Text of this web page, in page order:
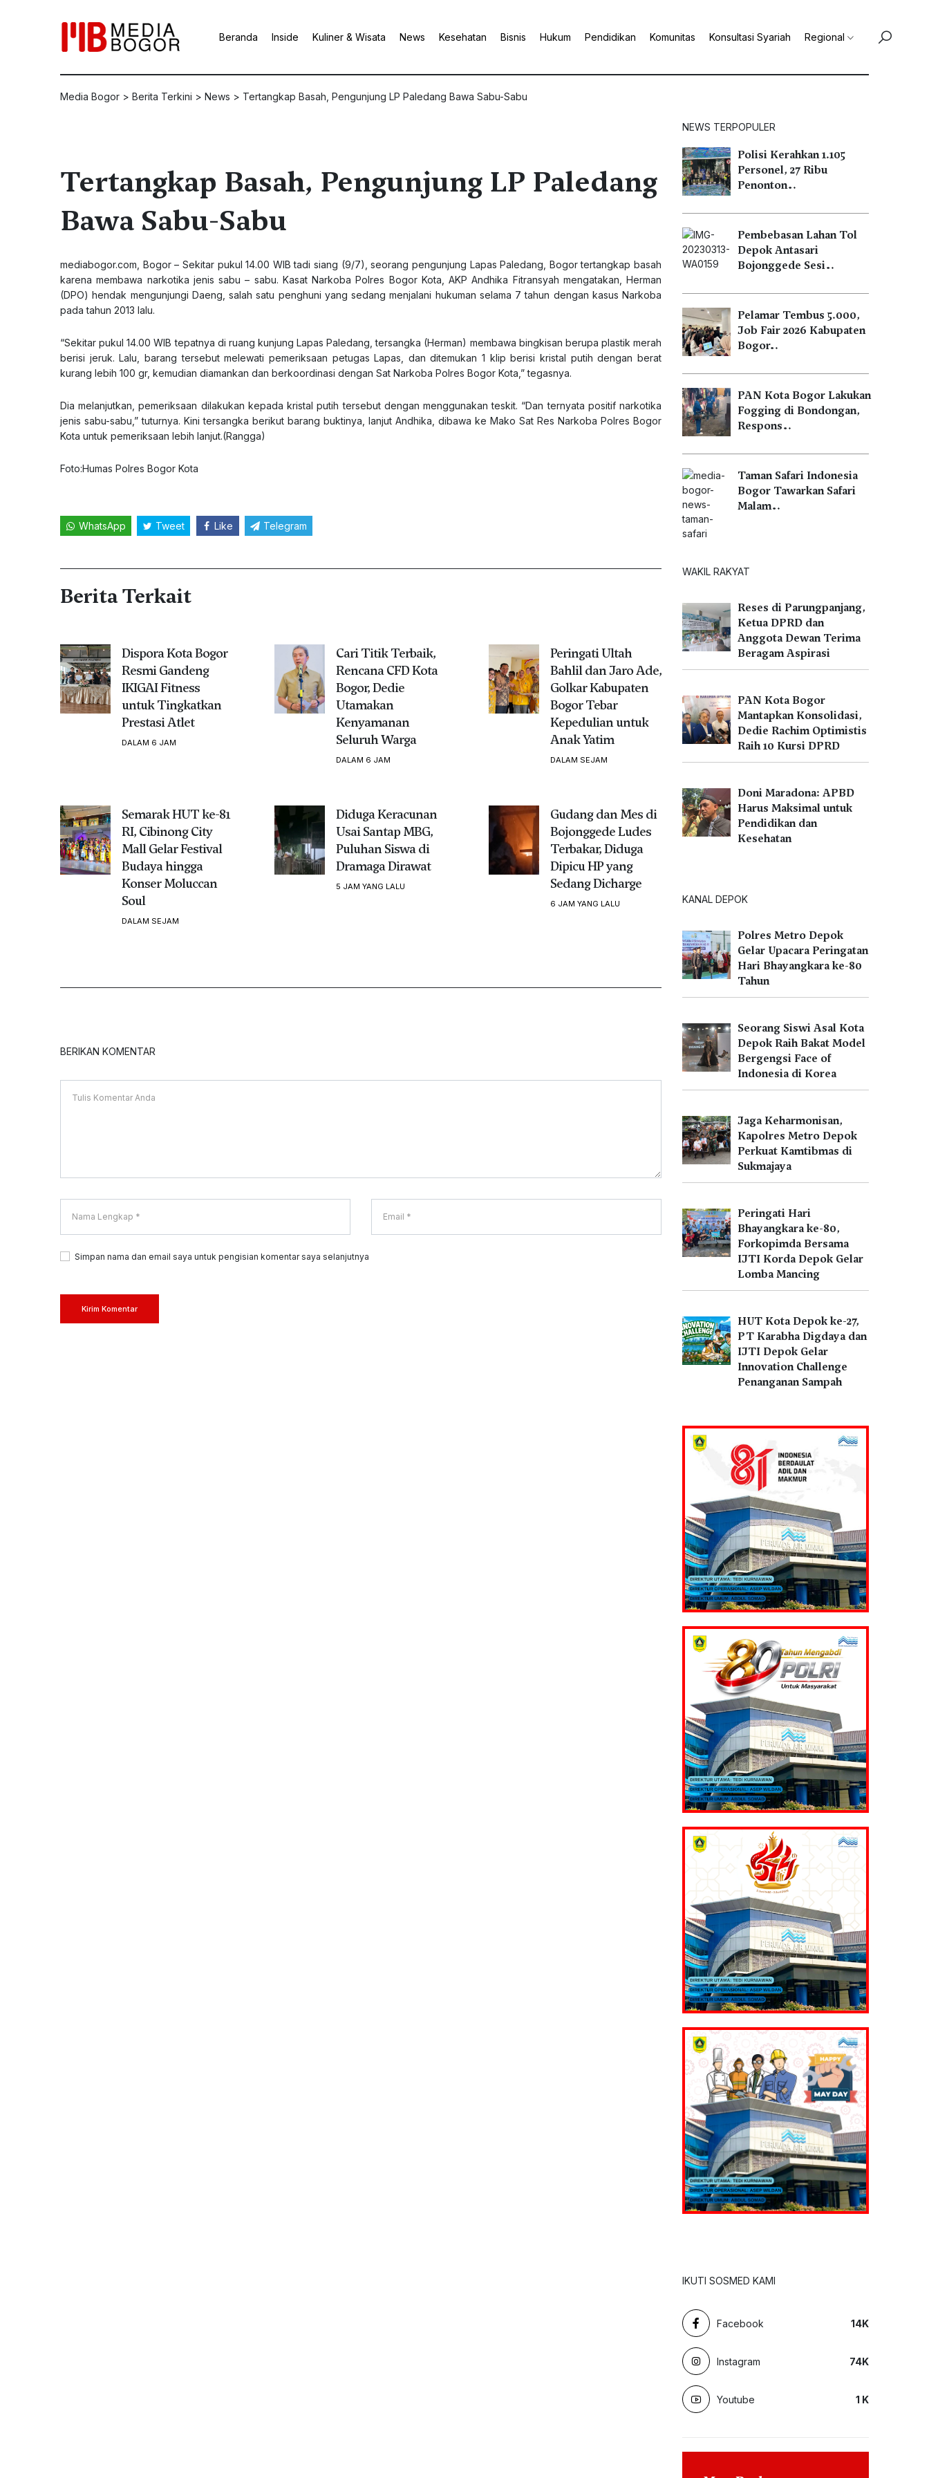
Beranda Inside Kuliner & Wisata News Kesehatan Bisnis Hukum Pendidikan Komunitas Konsultasi Syariah Regional
Media Bogor > Berita Terkini > News > Tertangkap Basah, Pengunjung LP Paledang Bawa Sabu-Sabu
Tertangkap Basah, Pengunjung LP Paledang
Bawa Sabu-Sabu
mediabogor.com , Bogor – Sekitar pukul 14.00 WIB tadi siang (9/7), seorang pengunjung Lapas Paledang, Bogor tertangkap basah
karena membawa narkotika jenis sabu – sabu. Kasat Narkoba Polres Bogor Kota, AKP Andhika Fitransyah mengatakan, Herman
(DPO) hendak mengunjungi Daeng, salah satu penghuni yang sedang menjalani hukuman selama 7 tahun dengan kasus Narkoba
pada tahun 2013 lalu.
“Sekitar pukul 14.00 WIB tepatnya di ruang kunjung Lapas Paledang, tersangka (Herman) membawa bingkisan berupa plastik merah
berisi jeruk. Lalu, barang tersebut melewati pemeriksaan petugas Lapas, dan ditemukan 1 klip berisi kristal putih dengan berat
kurang lebih 100 gr, kemudian diamankan dan berkoordinasi dengan Sat Narkoba Polres Bogor Kota,” tegasnya.
Dia melanjutkan, pemeriksaan dilakukan kepada kristal putih tersebut dengan menggunakan teskit. “Dan ternyata positif narkotika
jenis sabu-sabu,” tuturnya. Kini tersangka berikut barang buktinya, lanjut Andhika, dibawa ke Mako Sat Res Narkoba Polres Bogor
Kota untuk pemeriksaan lebih lanjut.(Rangga)
Foto:Humas Polres Bogor Kota
WhatsApp Tweet Like Telegram
Berita Terkait
Dispora Kota Bogor
Resmi Gandeng
IKIGAI Fitness
untuk Tingkatkan
Prestasi Atlet
DALAM 6 JAM
Cari Titik Terbaik,
Rencana CFD Kota
Bogor, Dedie
Utamakan
Kenyamanan
Seluruh Warga
DALAM 6 JAM
Peringati Ultah
Bahlil dan Jaro Ade,
Golkar Kabupaten
Bogor Tebar
Kepedulian untuk
Anak Yatim
DALAM SEJAM
Semarak HUT ke-81
RI, Cibinong City
Mall Gelar Festival
Budaya hingga
Konser Moluccan
Soul
DALAM SEJAM
Diduga Keracunan
Usai Santap MBG,
Puluhan Siswa di
Dramaga Dirawat
5 JAM YANG LALU
Gudang dan Mes di
Bojonggede Ludes
Terbakar, Diduga
Dipicu HP yang
Sedang Dicharge
6 JAM YANG LALU
BERIKAN KOMENTAR
Simpan nama dan email saya untuk pengisian komentar saya selanjutnya
Kirim Komentar
NEWS TERPOPULER
Polisi Kerahkan 1.105
Personel, 27 Ribu
Penonton…
Pembebasan Lahan Tol
Depok Antasari
Bojonggede Sesi…
Pelamar Tembus 5.000,
Job Fair 2026 Kabupaten
Bogor…
PAN Kota Bogor Lakukan
Fogging di Bondongan,
Respons…
Taman Safari Indonesia
Bogor Tawarkan Safari
Malam…
WAKIL RAKYAT
Reses di Parungpanjang,
Ketua DPRD dan
Anggota Dewan Terima
Beragam Aspirasi
PAN Kota Bogor
Mantapkan Konsolidasi,
Dedie Rachim Optimistis
Raih 10 Kursi DPRD
Doni Maradona: APBD
Harus Maksimal untuk
Pendidikan dan
Kesehatan
KANAL DEPOK
Polres Metro Depok
Gelar Upacara Peringatan
Hari Bhayangkara ke-80
Tahun
Seorang Siswi Asal Kota
Depok Raih Bakat Model
Bergengsi Face of
Indonesia di Korea
Jaga Keharmonisan,
Kapolres Metro Depok
Perkuat Kamtibmas di
Sukmajaya
Peringati Hari
Bhayangkara ke-80,
Forkopimda Bersama
IJTI Korda Depok Gelar
Lomba Mancing
HUT Kota Depok ke-27,
PT Karabha Digdaya dan
IJTI Depok Gelar
Innovation Challenge
Penanganan Sampah
IKUTI SOSMED KAMI
Facebook 14K
Instagram 74K
Youtube 1 K